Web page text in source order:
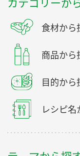
カテゴリーか
食材から
商品から
目的から
レシピ名